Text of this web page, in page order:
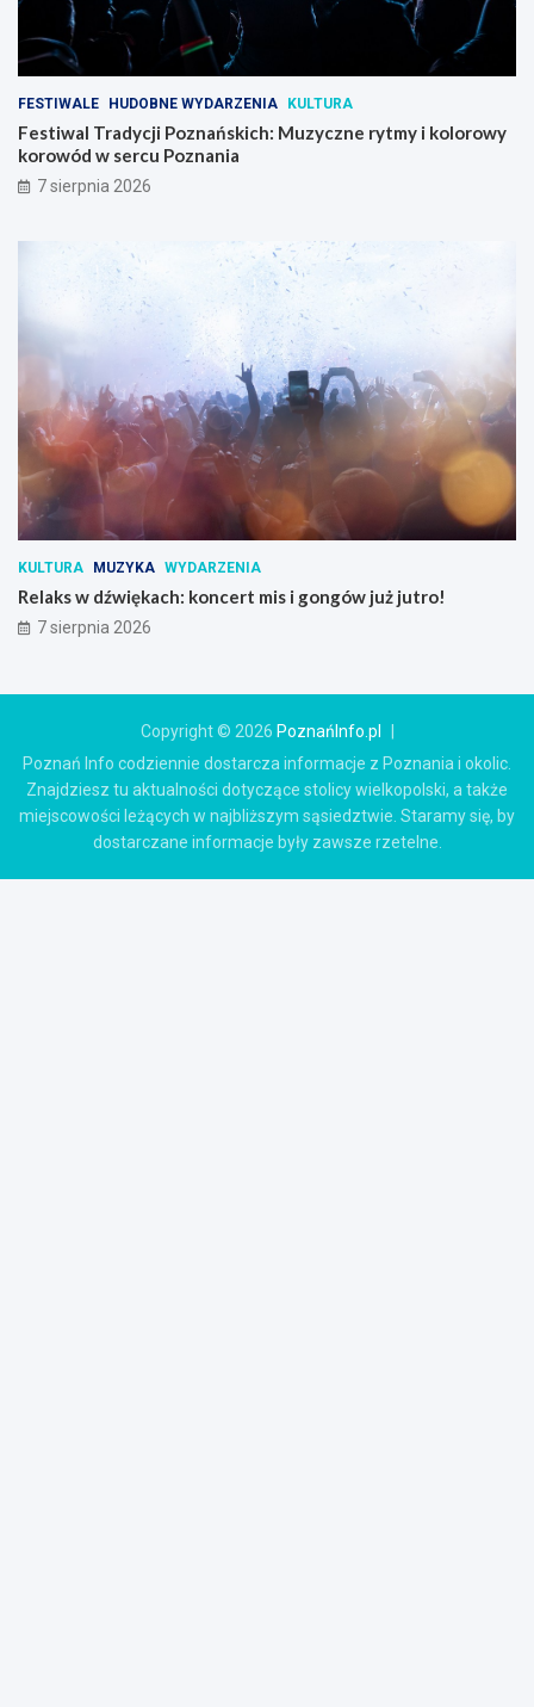
FESTIWALE HUDOBNE WYDARZENIA KULTURA
Festiwal Tradycji Poznańskich: Muzyczne rytmy i kolorowy
korowód w sercu Poznania
7 sierpnia 2026
KULTURA MUZYKA WYDARZENIA
Relaks w dźwiękach: koncert mis i gongów już jutro!
7 sierpnia 2026
Copyright © 2026 PoznańInfo.pl
Poznań Info codziennie dostarcza informacje z Poznania i okolic.
Znajdziesz tu aktualności dotyczące stolicy wielkopolski, a także
miejscowości leżących w najbliższym sąsiedztwie. Staramy się, by
dostarczane informacje były zawsze rzetelne.